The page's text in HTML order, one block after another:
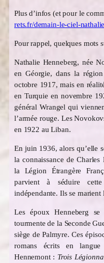
Plus d’infos (et pour le
rets.fr/demain-le-ciel-
Pour rappel, quelques mots
Nathalie Henneberg, née
en Géorgie, dans la
octobre 1917, mais en
en Turquie en novembre
général Wrangel qui
l’armée rouge. Les
en 1922 au Liban.
En juin 1936, alors qu’elle
la connaissance de
la Légion Étrangère
parvient à séduire
indépendante. Ils se
Les époux Henneberg
tourmente de la Seconde
siège de Palmyre. Ces
romans écrits en
Hennemont : Trois